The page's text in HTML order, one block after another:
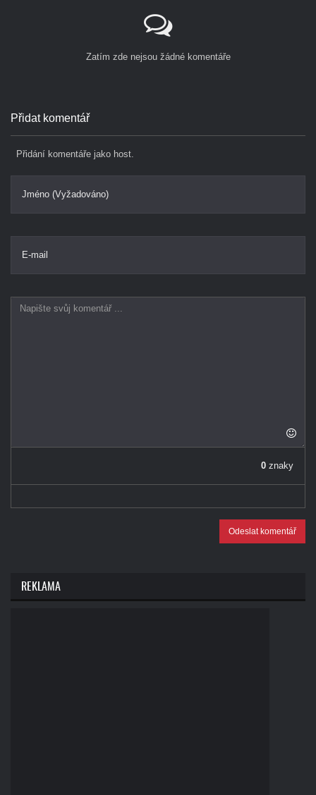
Zatím zde nejsou žádné komentáře
Přidat komentář
Přidání komentáře jako host.
Jméno (Vyžadováno)
E-mail
0 znaky
Odeslat komentář
REKLAMA